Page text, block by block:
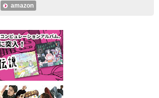
amazon